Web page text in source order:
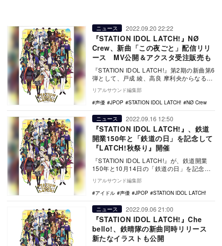
ニュース 2022.09.20 22:22
『STATION IDOL LATCH!』NØ
Crew、新曲「この夜ごと」配信リリ
ース MV公開＆アクスタ受注販売も
『STATION IDOL LATCH!』第2期の新曲第6
弾として、戸成 綾、高良 摩利央からなるユ
ニット NØ Crew（ノー…
リアルサウンド編集部
声優
JPOP STATION IDOL LATCH! NØ Crew
ニュース 2022.09.16 12:50
『STATION IDOL LATCH!』、鉄道
開業150年と「鉄道の日」を記念して
『LATCH!秋祭り』開催
『STATION IDOL LATCH!』が、鉄道開業
150年と10月14日の「鉄道の日」を記念し
て『LATCH!秋祭り』を開催…
リアルサウンド編集部
アイドル
声優 JPOP STATION IDOL LATCH!
ニュース 2022.09.06 21:00
『STATION IDOL LATCH!』Che
bello!、鉄晴隊の新曲同時リリース
新たなイラストも公開